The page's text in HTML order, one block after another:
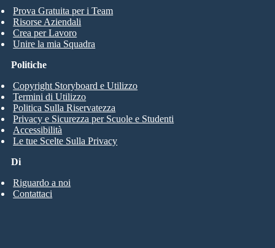
Prova Gratuita per i Team
Risorse Aziendali
Crea per Lavoro
Unire la mia Squadra
Di
Riguardo a noi
Contattaci
Politiche
Copyright Storyboard e Utilizzo
Termini di Utilizzo
Politica Sulla Riservatezza
Privacy e Sicurezza per Scuole e Studenti
Accessibilità
Le tue Scelte Sulla Privacy